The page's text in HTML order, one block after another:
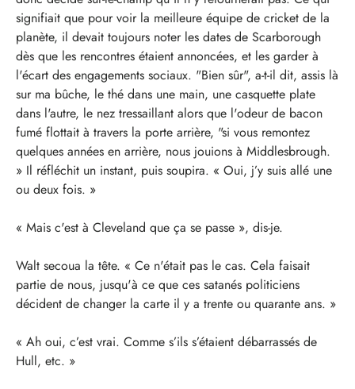
signifiait que pour voir la meilleure équipe de cricket de la
planète, il devait toujours noter les dates de Scarborough
dès que les rencontres étaient annoncées, et les garder à
l'écart des engagements sociaux. "Bien sûr", a-t-il dit, assis là
sur ma bûche, le thé dans une main, une casquette plate
dans l'autre, le nez tressaillant alors que l'odeur de bacon
fumé flottait à travers la porte arrière, "si vous remontez
quelques années en arrière, nous jouions à Middlesbrough.
» Il réfléchit un instant, puis soupira. « Oui, j’y suis allé une
ou deux fois. »
« Mais c'est à Cleveland que ça se passe », dis-je.
Walt secoua la tête. « Ce n'était pas le cas. Cela faisait
partie de nous, jusqu'à ce que ces satanés politiciens
décident de changer la carte il y a trente ou quarante ans. »
« Ah oui, c’est vrai. Comme s’ils s’étaient débarrassés de
Hull, etc. »